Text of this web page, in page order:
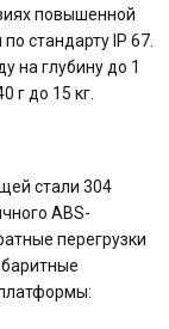
повышенной
стандарту IP 67.
на глубину до 1
г до 15 кг.
стали 304
ABS-
перегрузки